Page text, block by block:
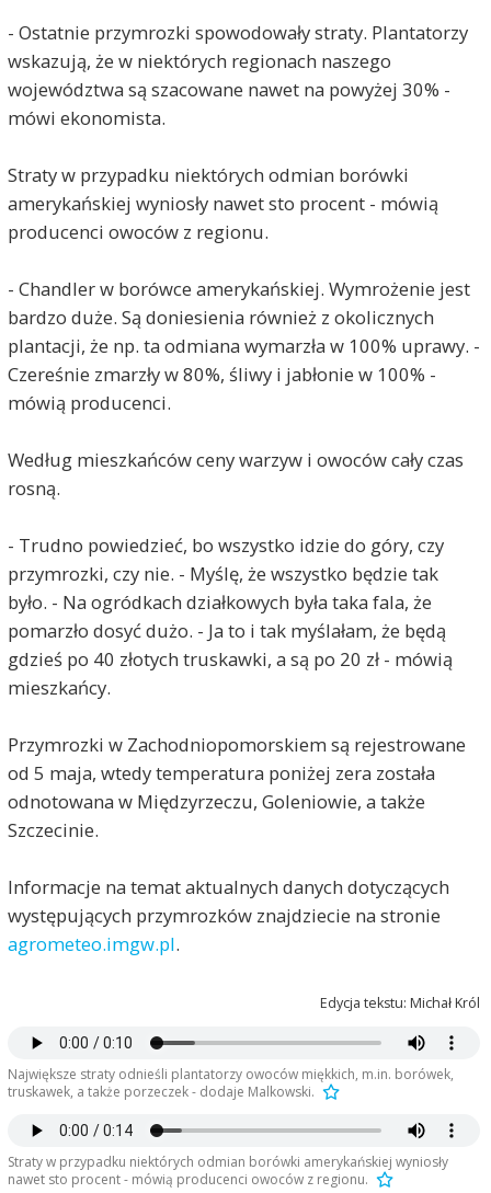
- Ostatnie przymrozki spowodowały straty. Plantatorzy
wskazują, że w niektórych regionach naszego
województwa są szacowane nawet na powyżej 30% -
mówi ekonomista.
Straty w przypadku niektórych odmian borówki
amerykańskiej wyniosły nawet sto procent - mówią
producenci owoców z regionu.
- Chandler w borówce amerykańskiej. Wymrożenie jest
bardzo duże. Są doniesienia również z okolicznych
plantacji, że np. ta odmiana wymarzła w 100% uprawy. -
Czereśnie zmarzły w 80%, śliwy i jabłonie w 100% -
mówią producenci.
Według mieszkańców ceny warzyw i owoców cały czas
rosną.
- Trudno powiedzieć, bo wszystko idzie do góry, czy
przymrozki, czy nie. - Myślę, że wszystko będzie tak
było. - Na ogródkach działkowych była taka fala, że
pomarzło dosyć dużo. - Ja to i tak myślałam, że będą
gdzieś po 40 złotych truskawki, a są po 20 zł - mówią
mieszkańcy.
Przymrozki w Zachodniopomorskiem są rejestrowane
od 5 maja, wtedy temperatura poniżej zera została
odnotowana w Międzyrzeczu, Goleniowie, a także
Szczecinie.
Informacje na temat aktualnych danych dotyczących
występujących przymrozków znajdziecie na stronie
agrometeo.imgw.pl.
Edycja tekstu: Michał Król
Największe straty odnieśli plantatorzy owoców miękkich, m.in. borówek,
truskawek, a także porzeczek - dodaje Malkowski.
Straty w przypadku niektórych odmian borówki amerykańskiej wyniosły
nawet sto procent - mówią producenci owoców z regionu.